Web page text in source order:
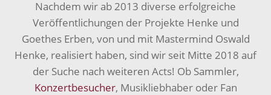
Nachdem wir ab 2013 diverse erfolgreiche
Veröffentlichungen der Projekte Henke und
Goethes Erben, von und mit Mastermind Oswald
Henke, realisiert haben, sind wir seit Mitte 2018 auf
der Suche nach weiteren Acts! Ob Sammler,
Konzertbesucher, Musikliebhaber oder Fan